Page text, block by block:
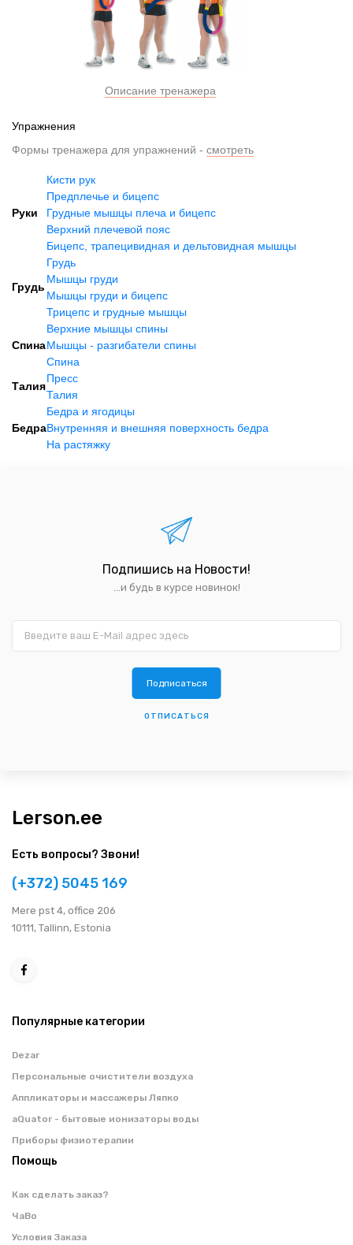
Описание тренажера
Упражнения
Формы тренажера для упражнений - смотреть
Руки
Кисти рук
Предплечье и бицепс
Грудные мышцы плеча и бицепс
Верхний плечевой пояс
Бицепс, трапецивидная и дельтовидная мышцы
Грудь
Грудь
Мышцы груди
Мышцы груди и бицепс
Трицепс и грудные мышцы
Спина
Верхние мышцы спины
Мышцы - разгибатели спины
Спина
Талия
Пресс
Талия
Бедра
Бедра и ягодицы
Внутренняя и внешняя поверхность бедра
На растяжку
Подпишись на Новости!
...и будь в курсе новинок!
ОТПИСАТЬСЯ
Lerson.ee
Есть вопросы? Звони!
(+372) 5045 169
Мere pst 4, office 206
10111, Tallinn, Estonia
Популярные категории
Dezar
Персональные очистители воздуха
Аппликаторы и массажеры Ляпко
aQuator - бытовые ионизаторы воды
Приборы физиотерапии
Помощь
Как сделать заказ?
ЧаВо
Условия Заказа